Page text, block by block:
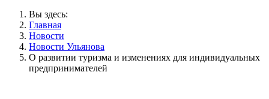
Вы здесь:
Главная
Новости
Новости Ульянова
О развитии туризма и изменениях для индивидуальных
предпринимателей